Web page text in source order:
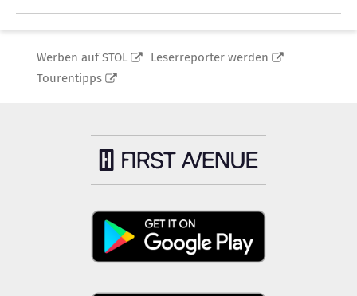
Werben auf STOL
Leserreporter werden
Tourentipps